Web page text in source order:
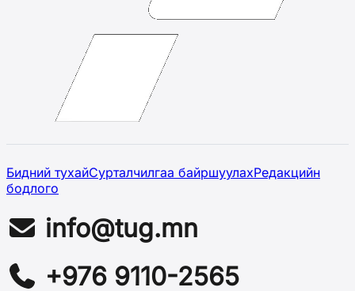
Бидний тухайСурталчилгаа байршуулахРедакцийн
бодлого
info@tug.mn
+976 9110-2565